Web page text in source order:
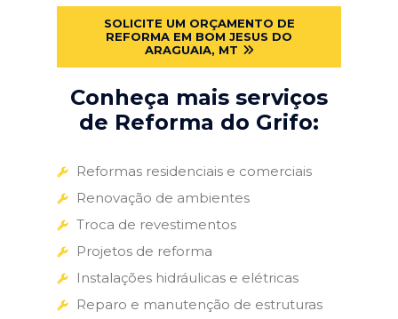
SOLICITE UM ORÇAMENTO DE
REFORMA EM BOM JESUS DO
ARAGUAIA, MT
Conheça mais serviços
de Reforma do Grifo:
Reformas residenciais e comerciais
Renovação de ambientes
Troca de revestimentos
Projetos de reforma
Instalações hidráulicas e elétricas
Reparo e manutenção de estruturas